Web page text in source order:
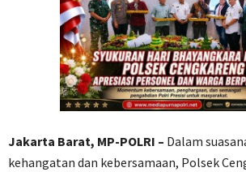
Jakarta Barat, MP-POLRI – Dalam
kehangatan dan kebersamaan, Polsek